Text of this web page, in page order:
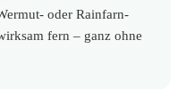
oder Rainfarn-
fern – ganz ohne